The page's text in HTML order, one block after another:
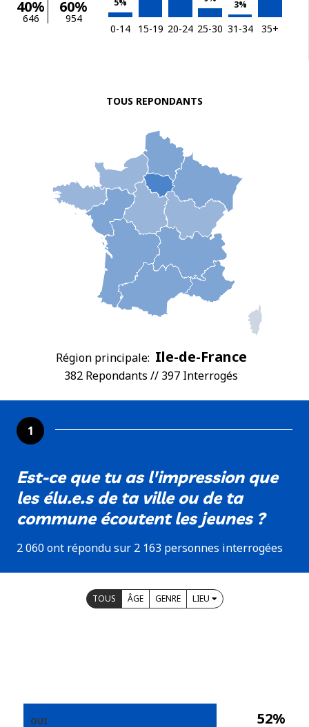
40%
646
60%
954
5% 3%
0-14 15-19 20-24 25-30 31-34 35+
TOUS REPONDANTS
Région principale: Ile-de-France
382 Repondants // 397 Interrogés
1
Est-ce que tu as l'impression que
les élu.e.s de ta ville ou de ta
commune écoutent les jeunes ?
2 060 ont répondu sur 2 163 personnes interrogées
TOUS ÂGE GENRE LIEU
52%
OUI